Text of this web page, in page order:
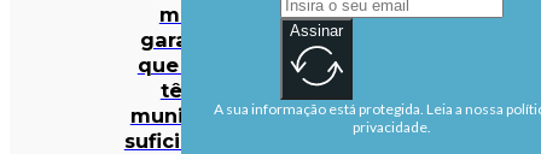
mas
garante
que EUA
têm
munições
suficientes
Assinar
A sua informação está protegida. Leia a nossa
privacidade.